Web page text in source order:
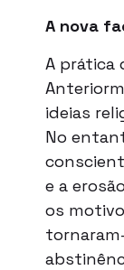
A nova
A prática
ideias
No
e a
os